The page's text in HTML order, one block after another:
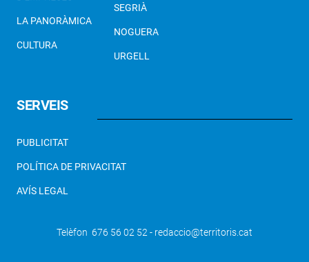
LA PANORÀMICA
CULTURA
SEGRIÀ
NOGUERA
URGELL
SERVEIS
PUBLICITAT
POLÍTICA DE PRIVACITAT
AVÍS LEGAL
Telèfon 676 56 02 52 - redaccio@territoris.cat